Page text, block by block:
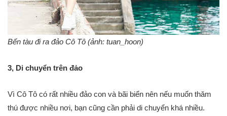
Bến tàu đi ra đảo Cô Tô (ảnh: tuan_hoon)
3, Di chuyển trên đảo
Vì Cô Tô có rất nhiều đảo con và bãi biển nên nếu muốn thăm
thú được nhiều nơi, bạn cũng cần phải di chuyển khá nhiều.